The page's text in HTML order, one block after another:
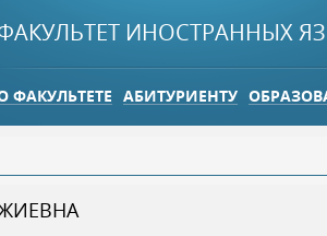
ИНОСТРАННЫХ
ФАКУЛЬТЕТЕ АБИТУРИЕНТУ